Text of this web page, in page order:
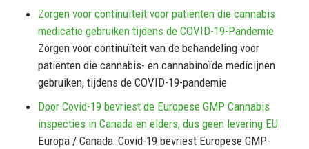
Zorgen voor continuïteit voor patiënten die cannabis
medicatie gebruiken tijdens de COVID-19-Pandemie
Zorgen voor continuïteit van de behandeling voor
patiënten die cannabis- en cannabinoïde medicijnen
gebruiken, tijdens de COVID-19-pandemie
Door Covid-19 bevriest de Europese GMP Cannabis
inspecties in Canada en elders, dus geen levering EU
Europa / Canada: Covid-19 bevriest Europese GMP-